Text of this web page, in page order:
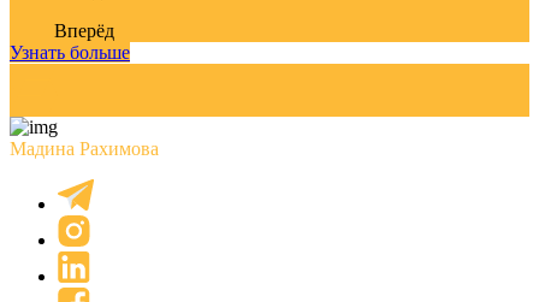
Вперёд
Узнать больше
Мадина Рахимова